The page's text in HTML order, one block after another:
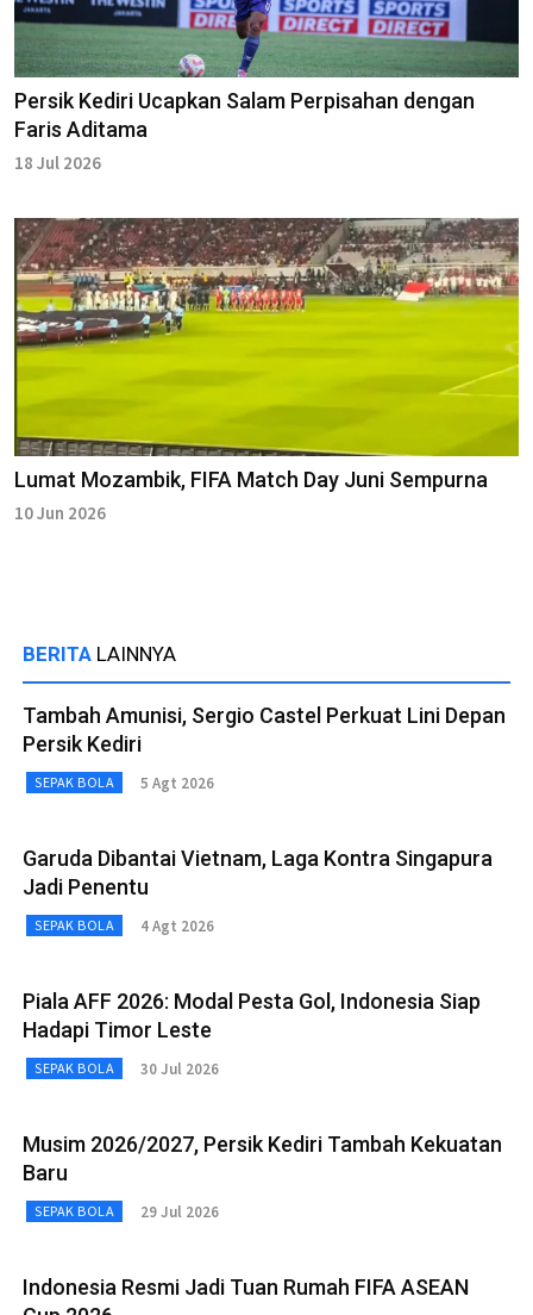
Persik Kediri Ucapkan Salam Perpisahan dengan
Faris Aditama
18 Jul 2026
Lumat Mozambik, FIFA Match Day Juni Sempurna
10 Jun 2026
BERITA LAINNYA
Tambah Amunisi, Sergio Castel Perkuat Lini Depan
Persik Kediri
SEPAK BOLA 5 Agt 2026
Garuda Dibantai Vietnam, Laga Kontra Singapura
Jadi Penentu
SEPAK BOLA 4 Agt 2026
Piala AFF 2026: Modal Pesta Gol, Indonesia Siap
Hadapi Timor Leste
SEPAK BOLA 30 Jul 2026
Musim 2026/2027, Persik Kediri Tambah Kekuatan
Baru
SEPAK BOLA 29 Jul 2026
Indonesia Resmi Jadi Tuan Rumah FIFA ASEAN